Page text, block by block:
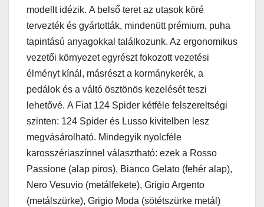
modellt idézik. A belső teret az utasok köré
tervezték és gyártották, mindenütt prémium, puha
tapintású anyagokkal találkozunk. Az ergonomikus
vezetői környezet egyrészt fokozott vezetési
élményt kínál, másrészt a kormánykerék, a
pedálok és a váltó ösztönös kezelését teszi
lehetővé. A Fiat 124 Spider kétféle felszereltségi
szinten: 124 Spider és Lusso kivitelben lesz
megvásárolható. Mindegyik nyolcféle
karosszériaszínnel választható: ezek a Rosso
Passione (alap piros), Bianco Gelato (fehér alap),
Nero Vesuvio (metálfekete), Grigio Argento
(metálszürke), Grigio Moda (sötétszürke metál)